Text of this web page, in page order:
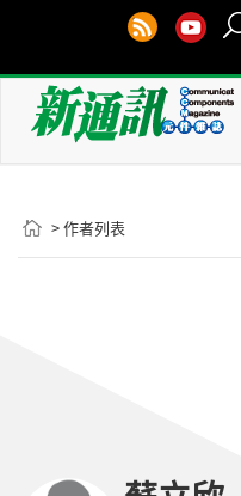
> 作者列表